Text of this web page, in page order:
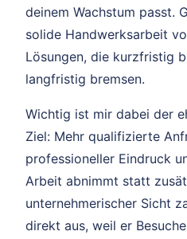
deinem Wachstum passt.
solide Handwerksarbeit
Lösungen, die kurzfristig
langfristig bremsen.
Wichtig ist mir dabei der
Ziel: Mehr qualifizierte
professioneller Eindruck
Arbeit abnimmt statt
unternehmerischer Sicht
direkt aus, weil er